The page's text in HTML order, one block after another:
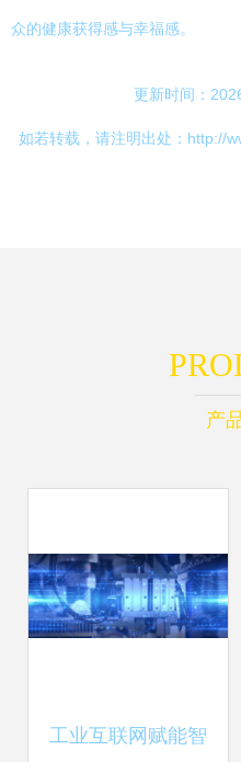
众的健康获得感与幸福感。
更新时间：
如若转载，请注明出处：http://
产
工业互联网赋能智